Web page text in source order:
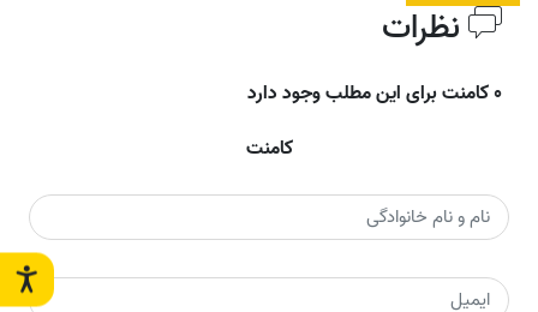
نظرات
0 کامنت برای این مطلب وجود دارد
کامنت